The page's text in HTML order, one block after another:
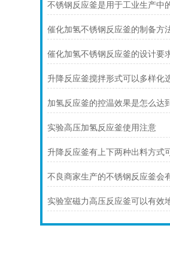
升降反应釜搅拌形式可以多样化
加氢反应釜的控温效果是怎么达
实验高压加氢反应釜使用注意